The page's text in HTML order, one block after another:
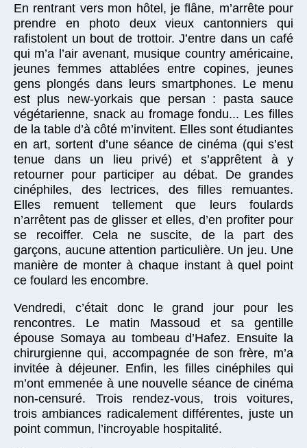
En rentrant vers mon hôtel, je flâne, m’arrête pour
prendre en photo deux vieux cantonniers qui
rafistolent un bout de trottoir. J’entre dans un café
qui m’a l’air avenant, musique country américaine,
jeunes femmes attablées entre copines, jeunes
gens plongés dans leurs smartphones. Le menu
est plus new-yorkais que persan : pasta sauce
végétarienne, snack au fromage fondu... Les filles
de la table d’à côté m’invitent. Elles sont étudiantes
en art, sortent d’une séance de cinéma (qui s’est
tenue dans un lieu privé) et s’apprêtent à y
retourner pour participer au débat. De grandes
cinéphiles, des lectrices, des filles remuantes.
Elles remuent tellement que leurs foulards
n’arrêtent pas de glisser et elles, d’en profiter pour
se recoiffer. Cela ne suscite, de la part des
garçons, aucune attention particulière. Un jeu. Une
manière de monter à chaque instant à quel point
ce foulard les encombre.
Vendredi, c’était donc le grand jour pour les
rencontres. Le matin Massoud et sa gentille
épouse Somaya au tombeau d’Hafez. Ensuite la
chirurgienne qui, accompagnée de son frère, m’a
invitée à déjeuner. Enfin, les filles cinéphiles qui
m’ont emmenée à une nouvelle séance de cinéma
non-censuré. Trois rendez-vous, trois voitures,
trois ambiances radicalement différentes, juste un
point commun, l’incroyable hospitalité.